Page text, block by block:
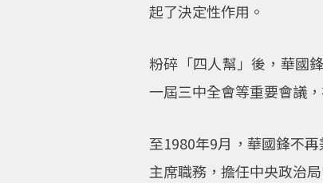
起了決定性作用。
粉碎「四人幫」後，華國
一屆三中全會等重要會議
至1980年9月，華國鋒不
主席職務，擔任中央政治